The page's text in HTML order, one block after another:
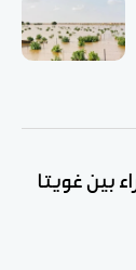
بين غويتا